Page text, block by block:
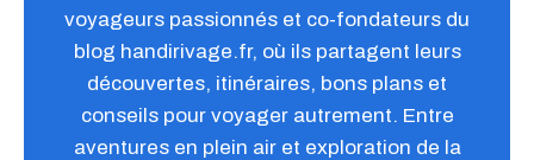
voyageurs passionnés et co-fondateurs du
blog handirivage.fr, où ils partagent leurs
découvertes, itinéraires, bons plans et
conseils pour voyager autrement. Entre
aventures en plein air et exploration de la